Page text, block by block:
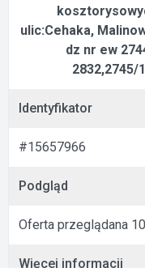
ulic:Cehaka,
dz nr ew
2832,2745/
Identyfikator
#15657966
Podgląd
Oferta przeglądana
Więcej informacji